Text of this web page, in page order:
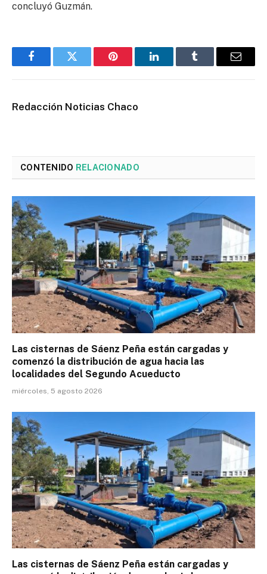
concluyó Guzmán.
FacebookTwitter Pinterest LinkedInTumblr Email
Redacción Noticias Chaco
CONTENIDO RELACIONADO
Las cisternas de Sáenz Peña están cargadas y
comenzó la distribución de agua hacia las
localidades del Segundo Acueducto
miércoles, 5 agosto 2026
Las cisternas de Sáenz Peña están cargadas y